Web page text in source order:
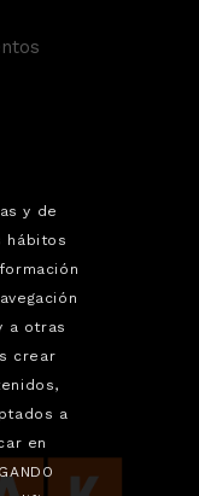
y de
hábitos
a otras
crear
a
en